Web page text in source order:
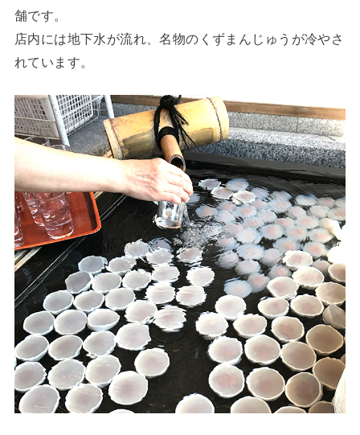
舗です。
店内には地下水が流れ、名物のくずまんじゅうが冷やさ
れています。